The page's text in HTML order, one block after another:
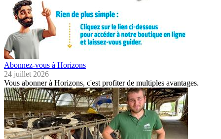
Abonnez-vous à Horizons
24 juillet 2026
Vous abonner à Horizons, c'est profiter de multiples avantages.